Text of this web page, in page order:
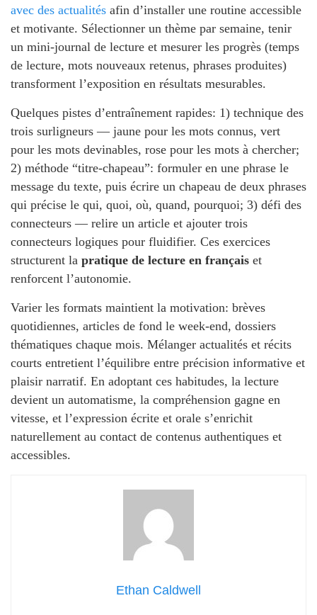
avec des actualités afin d’installer une routine accessible
et motivante. Sélectionner un thème par semaine, tenir
un mini-journal de lecture et mesurer les progrès (temps
de lecture, mots nouveaux retenus, phrases produites)
transforment l’exposition en résultats mesurables.
Quelques pistes d’entraînement rapides: 1) technique des
trois surligneurs — jaune pour les mots connus, vert
pour les mots devinables, rose pour les mots à chercher;
2) méthode “titre-chapeau”: formuler en une phrase le
message du texte, puis écrire un chapeau de deux phrases
qui précise le qui, quoi, où, quand, pourquoi; 3) défi des
connecteurs — relire un article et ajouter trois
connecteurs logiques pour fluidifier. Ces exercices
structurent la pratique de lecture en français et
renforcent l’autonomie.
Varier les formats maintient la motivation: brèves
quotidiennes, articles de fond le week-end, dossiers
thématiques chaque mois. Mélanger actualités et récits
courts entretient l’équilibre entre précision informative et
plaisir narratif. En adoptant ces habitudes, la lecture
devient un automatisme, la compréhension gagne en
vitesse, et l’expression écrite et orale s’enrichit
naturellement au contact de contenus authentiques et
accessibles.
Ethan Caldwell